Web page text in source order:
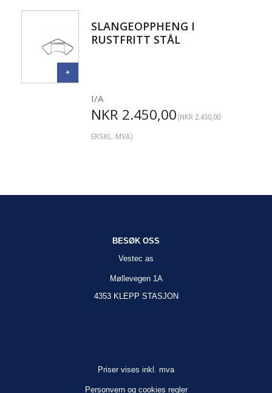
SLANGEOPPHENG I
RUSTFRITT STÅL
I/A
NKR 2.450,00 (NKR 2.450,00
EKSKL. MVA)
BESØK OSS
Vestec as
Møllevegen 1A
4353 KLEPP STASJON
Priser vises inkl. mva
Personvern og cookies regler